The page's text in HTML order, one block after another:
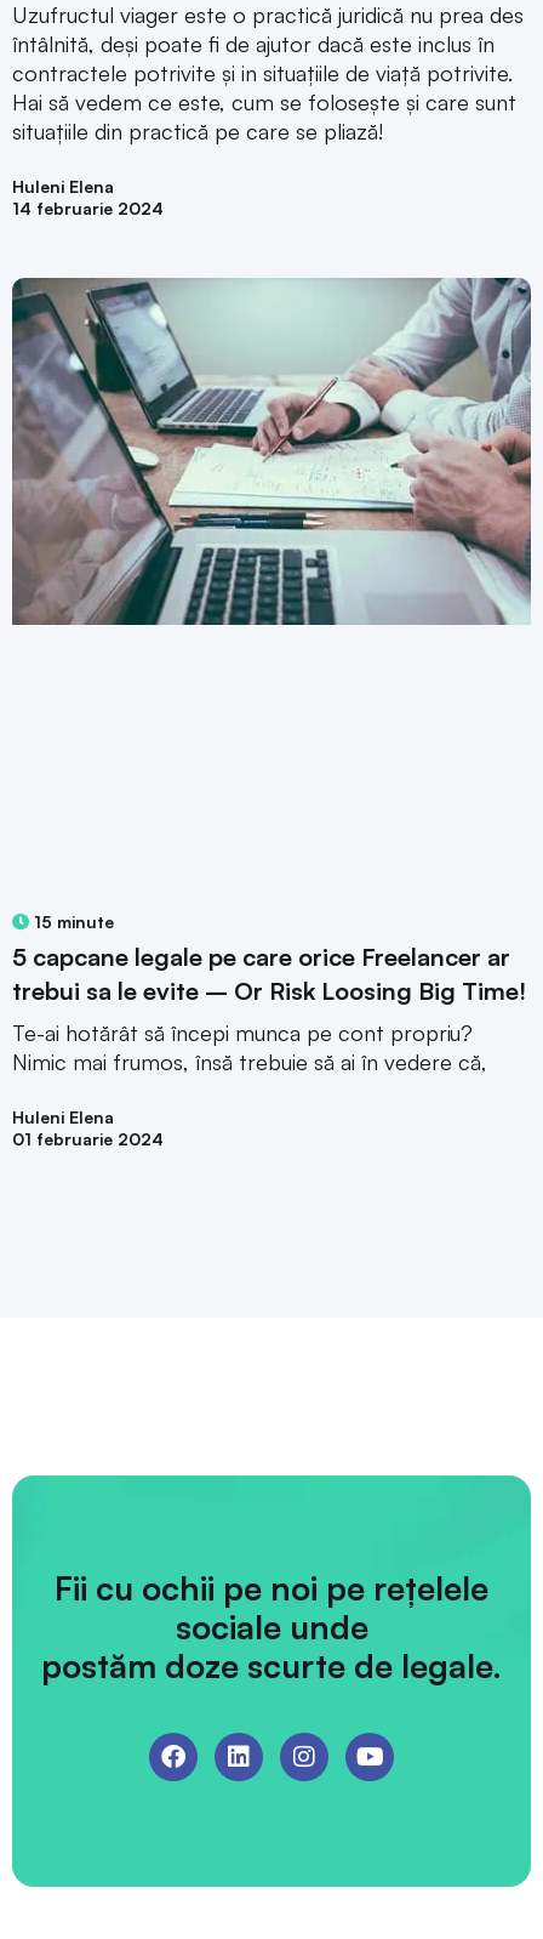
Uzufructul viager este o practică juridică nu prea des
întâlnită, deși poate fi de ajutor dacă este inclus în
contractele potrivite și in situațiile de viață potrivite.
Hai să vedem ce este, cum se folosește și care sunt
situațiile din practică pe care se pliază!
Huleni Elena
14 februarie 2024
15 minute
5 capcane legale pe care orice Freelancer ar
trebui sa le evite – Or Risk Loosing Big Time!
Te-ai hotărât să începi munca pe cont propriu?
Nimic mai frumos, însă trebuie să ai în vedere că,
Huleni Elena
01 februarie 2024
Fii cu ochii pe noi pe rețelele
sociale unde
postăm doze scurte de legale.